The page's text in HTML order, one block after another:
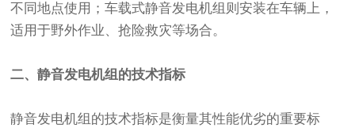
不同地点使用；车载式静音发电机组则安装在车辆上，
适用于野外作业、抢险救灾等场合。
二、静音发电机组的技术指标
静音发电机组的技术指标是衡量其性能优劣的重要标